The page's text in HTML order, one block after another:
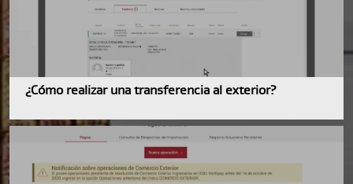
¿Cómo realizar una transferencia al exterior?